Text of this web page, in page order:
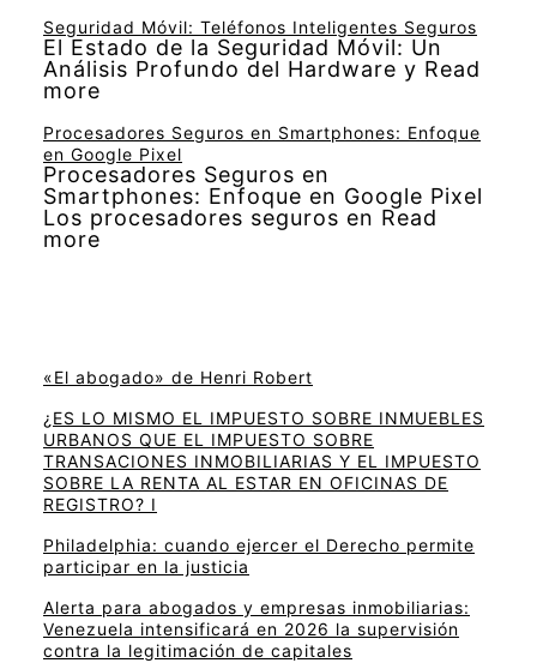
Seguridad Móvil: Teléfonos Inteligentes Seguros
El Estado de la Seguridad Móvil: Un
Análisis Profundo del Hardware y Read
more
Procesadores Seguros en Smartphones: Enfoque
en Google Pixel
Procesadores Seguros en
Smartphones: Enfoque en Google Pixel
Los procesadores seguros en Read
more
«El abogado» de Henri Robert
¿ES LO MISMO EL IMPUESTO SOBRE INMUEBLES
URBANOS QUE EL IMPUESTO SOBRE
TRANSACIONES INMOBILIARIAS Y EL IMPUESTO
SOBRE LA RENTA AL ESTAR EN OFICINAS DE
REGISTRO? I
Philadelphia: cuando ejercer el Derecho permite
participar en la justicia
Alerta para abogados y empresas inmobiliarias:
Venezuela intensificará en 2026 la supervisión
contra la legitimación de capitales